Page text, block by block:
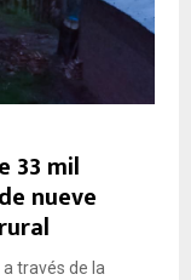
33 mil
nueve
a través de la